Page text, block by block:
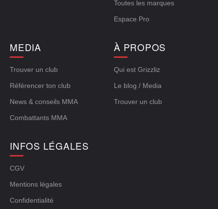
Toutes les marques
Espace Pro
MEDIA
Trouver un club
Référencer ton club
News & conseils MMA
Combattants MMA
À PROPOS
Qui est Grizzliz
Le blog / Media
Trouver un club
INFOS LÉGALES
CGV
Mentions légales
Confidentialité